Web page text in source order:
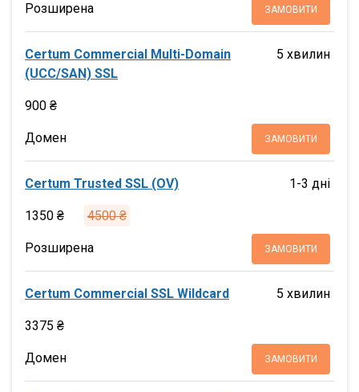
Розширена ЗАМОВИТИ
Certum Commercial Multi-Domain
(UCC/SAN) SSL
900 ₴
5 хвилин
Домен ЗАМОВИТИ
Certum Trusted SSL (OV)
1350 ₴ 4500 ₴
1-3 дні
Розширена ЗАМОВИТИ
Certum Commercial SSL Wildcard
3375 ₴
5 хвилин
Домен ЗАМОВИТИ